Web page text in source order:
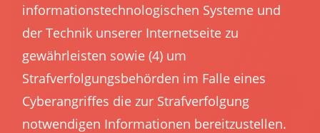
informationstechnologischen Systeme und
der Technik unserer Internetseite zu
gewährleisten sowie (4) um
Strafverfolgungsbehörden im Falle eines
Cyberangriffes die zur Strafverfolgung
notwendigen Informationen bereitzustellen.